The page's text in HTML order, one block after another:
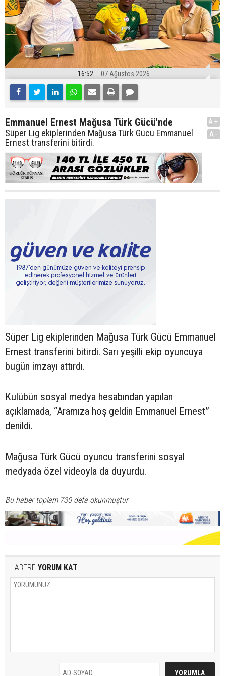
16:52 07 Ağustos 2026
Emmanuel Ernest Mağusa Türk Gücü'nde
Süper Lig ekiplerinden Mağusa Türk Gücü Emmanuel
Ernest transferini bitirdi.
A+
A-
Süper Lig ekiplerinden Mağusa Türk Gücü Emmanuel
Ernest transferini bitirdi. Sarı yeşilli ekip oyuncuya
bugün imzayı attırdı.
Kulübün sosyal medya hesabından yapılan
açıklamada, “Aramıza hoş geldin Emmanuel Ernest”
denildi.
Mağusa Türk Gücü oyuncu transferini sosyal
medyada özel videoyla da duyurdu.
Bu haber toplam 730 defa okunmuştur
HABERE YORUM KAT